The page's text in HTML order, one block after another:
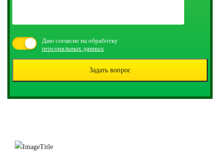
Даю согласие на обработку
персональных данных